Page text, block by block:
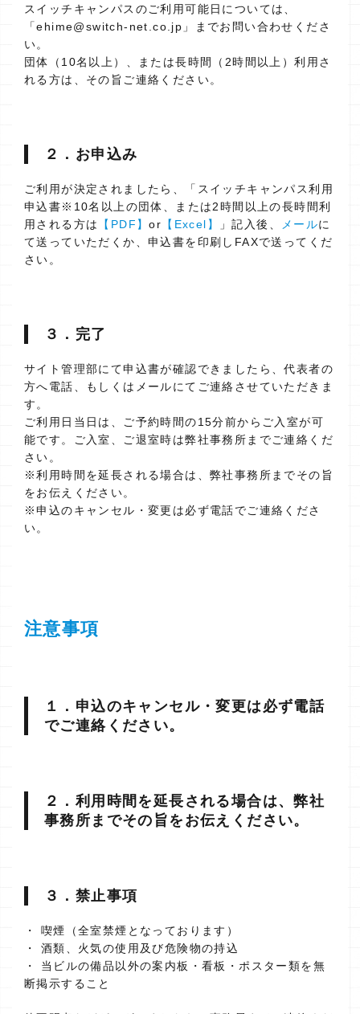
スイッチキャンパスのご利用可能日については、
「ehime@switch-net.co.jp」までお問い合わせくださ
い。
団体（10名以上）、または長時間（2時間以上）利用さ
れる方は、その旨ご連絡ください。
２．お申込み
ご利用が決定されましたら、「スイッチキャンパス利用
申込書※10名以上の団体、または2時間以上の長時間利
用される方は
【PDF】or 【Excel】 」記入後、 メールに
て送っていただくか、申込書を印刷しFAXで送ってくだ
さい。
３．完了
サイト管理部にて申込書が確認できましたら、代表者の
方へ電話、もしくはメールにてご連絡させていただきま
す。
ご利用日当日は、ご予約時間の15分前からご入室が可
能です。ご入室、ご退室時は弊社事務所までご連絡くだ
さい。
※利用時間を延長される場合は、弊社事務所までその旨
をお伝えください。
※申込のキャンセル・変更は必ず電話でご連絡くださ
い。
注意事項
１．申込のキャンセル・変更は必ず電話
でご連絡ください。
２．利用時間を延長される場合は、弊社
事務所までその旨をお伝えください。
３．禁止事項
・ 喫煙（全室禁煙となっております）
・ 酒類、火気の使用及び危険物の持込
・ 当ビルの備品以外の案内板・看板・ポスター類を無
断掲示すること